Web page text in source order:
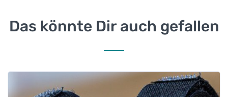
Das könnte Dir auch gefallen